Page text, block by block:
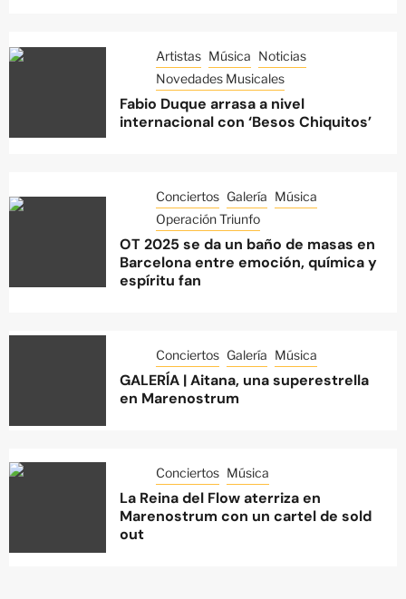
Artistas Música Noticias
Novedades Musicales
Fabio Duque arrasa a nivel
internacional con ‘Besos Chiquitos’
Conciertos Galería Música
Operación Triunfo
OT 2025 se da un baño de masas en
Barcelona entre emoción, química y
espíritu fan
Conciertos Galería Música
GALERÍA | Aitana, una superestrella
en Marenostrum
Conciertos Música
La Reina del Flow aterriza en
Marenostrum con un cartel de sold
out